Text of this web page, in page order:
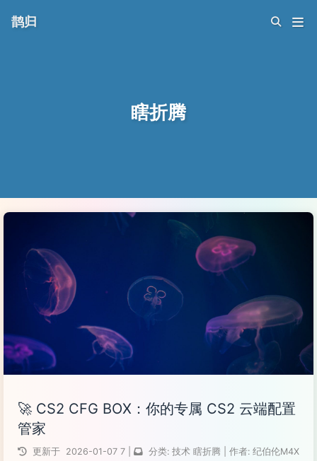
瞎折腾
鹊归
🚀 CS2 CFG BOX：你的专属 CS2 云端配置
管家
更新于 2026-01-07 7 分类: 技术 瞎折腾 作者: 纪伯伦M4X